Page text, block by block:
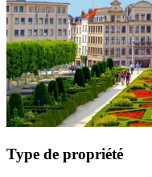
Type de propriété